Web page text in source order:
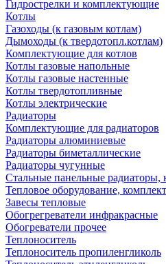
Гидрострелки и комплектующие
Котлы
Газоходы (к газовым котлам)
Дымоходы (к твердотопл.котлам)
Комплектующие для котлов
Котлы газовые напольные
Котлы газовые настенные
Котлы твердотопливные
Котлы электрические
Радиаторы
Комплектующие для радиаторов
Радиаторы алюминиевые
Радиаторы биметаллические
Радиаторы чугунные
Стальные панельные радиаторы,
Тепловое оборудование,
Завесы тепловые
Обогрегреватели инфракрасные
Обогреватели прочее
Теплоноситель
Теплоноситель пропиленгликоль